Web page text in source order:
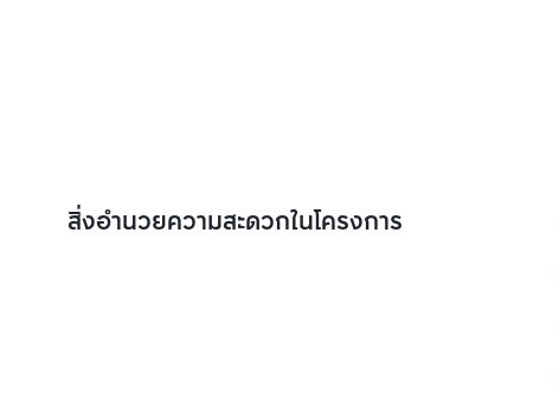
สิ่งอำนวยความสะดวกในโครงการ